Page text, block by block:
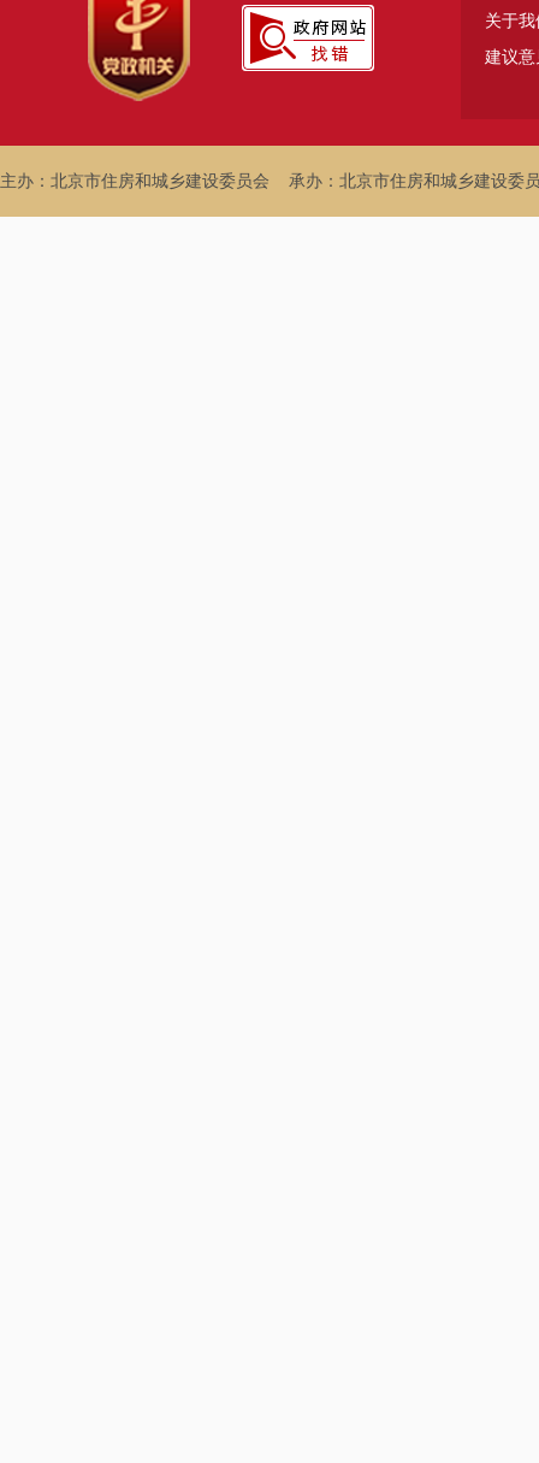
关于我
建议意
主办：北京市住房和城乡建设委员会 承办：北京市住房和城乡建设委